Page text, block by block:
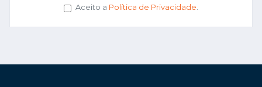
Aceito a Política de Privacidade.